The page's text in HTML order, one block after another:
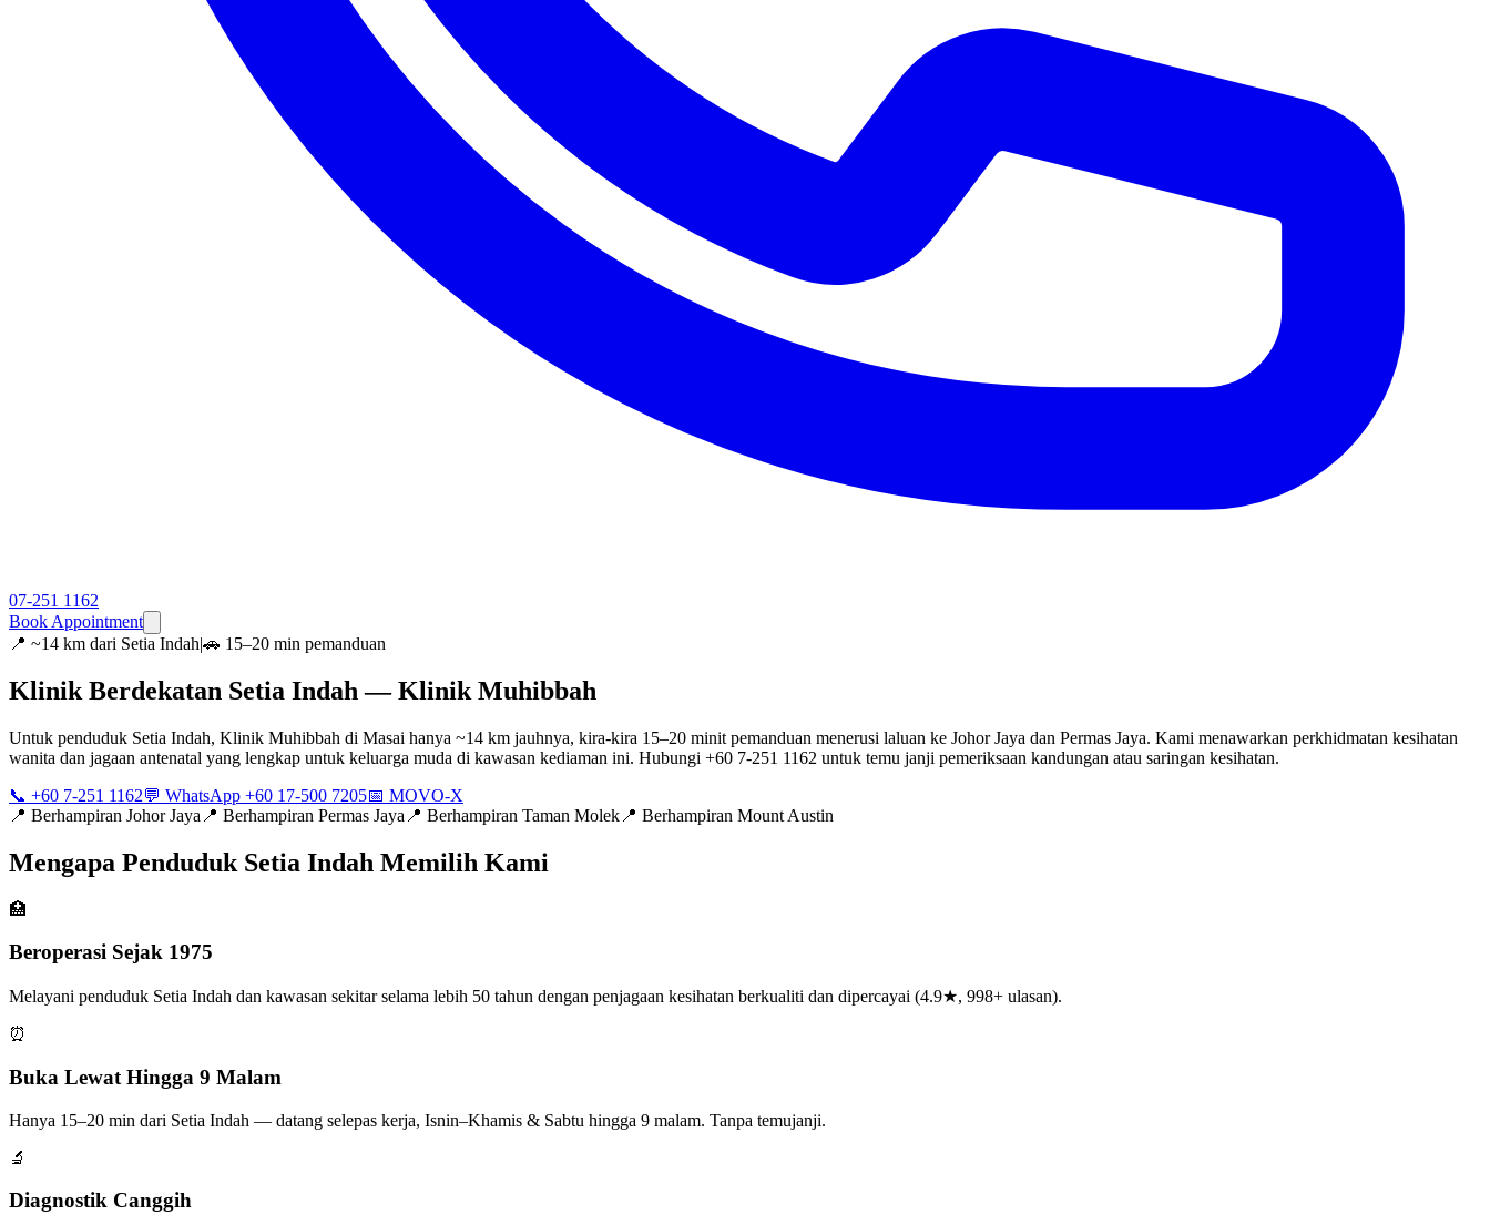
07-251 1162
Book Appointment
📍 ~14 km dari Setia Indah|🚗 15–20 min pemanduan
Klinik Berdekatan Setia Indah — Klinik Muhibbah
Untuk penduduk Setia Indah, Klinik Muhibbah di Masai hanya ~14 km jauhnya, kira-kira 15–20 minit pemanduan menerusi laluan ke Johor Jaya dan Permas Jaya. Kami menawarkan perkhidmatan kesihatan
wanita dan jagaan antenatal yang lengkap untuk keluarga muda di kawasan kediaman ini. Hubungi +60 7-251 1162 untuk temu janji pemeriksaan kandungan atau saringan kesihatan.
📞 +60 7-251 1162💬 WhatsApp +60 17-500 7205📅 MOVO-X
📍 Berhampiran Johor Jaya 📍 Berhampiran Permas Jaya 📍 Berhampiran Taman Molek 📍 Berhampiran Mount Austin
Mengapa Penduduk Setia Indah Memilih Kami
🏥
Beroperasi Sejak 1975
Melayani penduduk Setia Indah dan kawasan sekitar selama lebih 50 tahun dengan penjagaan kesihatan berkualiti dan dipercayai (4.9★, 998+ ulasan).
⏰
Buka Lewat Hingga 9 Malam
Hanya 15–20 min dari Setia Indah — datang selepas kerja, Isnin–Khamis & Sabtu hingga 9 malam. Tanpa temujanji.
🔬
Diagnostik Canggih